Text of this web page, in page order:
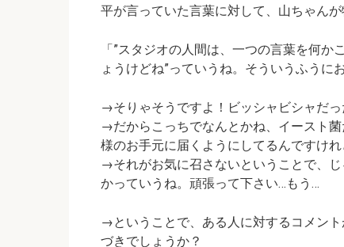
平が言っていた言葉に対して、山ちゃんが
「”スタジオの人間は、一つの言葉を何
ょうけどね”っていうね。そういうふうに
→そりゃそうですよ！ビッシャビシャだ
→だからこっちでなんとかね、イースト
様のお手元に届くようにしてるんですけれ
→それがお気に召さないということで、
かっていうね。頑張って下さい…もう…
→ということで、ある人に対するコメン
づきでしょうか？